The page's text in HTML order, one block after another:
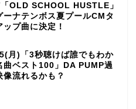
OLD SCHOOL HUSTLE」
ーナテンボス夏プールCMタ
ップ曲に決定！
月)「3秒聴けば誰でもわか
曲ベスト100」DA PUMP過
像流れるかも？